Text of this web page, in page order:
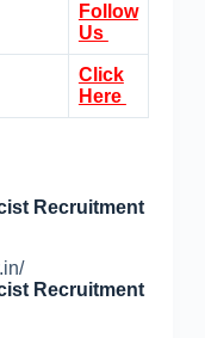
Follow
Us
Click
Here
Recruitment
Recruitment